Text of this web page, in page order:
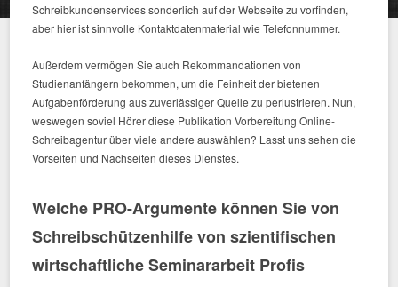
Schreibkundenservices sonderlich auf der Webseite zu vorfinden,
aber hier ist sinnvolle Kontaktdatenmaterial wie Telefonnummer.
Außerdem vermögen Sie auch Rekommandationen von
Studienanfängern bekommen, um die Feinheit der bietenen
Aufgabenförderung aus zuverlässiger Quelle zu perlustrieren. Nun,
weswegen soviel Hörer diese Publikation Vorbereitung Online-
Schreibagentur über viele andere auswählen? Lasst uns sehen die
Vorseiten und Nachseiten dieses Dienstes.
Welche PRO-Argumente können Sie von
Schreibschützenhilfe von szientifischen
wirtschaftliche Seminararbeit Profis